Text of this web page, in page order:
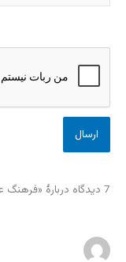
7 دیدگاه دربارهٔ «فرهنگ عاشورا»